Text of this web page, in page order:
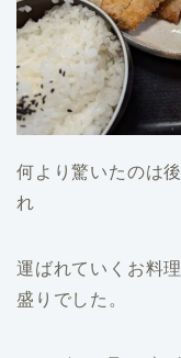
何より驚いたのは
れ
運ばれていくお料
盛りでした。